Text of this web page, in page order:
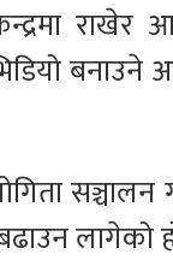
राखेर
बनाउने
सञ्चालन
लागेको